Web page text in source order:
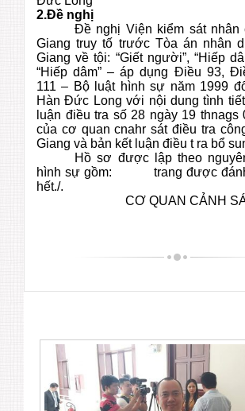
2.Đề nghị
Đề nghị Viện kiểm sát nhân
Giang truy tố trước Tòa án nhân
Giang về tội: “Giết người”, “Hiếp
“Hiếp dâm” – áp dụng Điều 93,
111 – Bộ luật hình sự năm 1999
Hàn Đức Long với nội dung tình
luận điều tra số 28 ngày 19 thnags
của cơ quan cnahr sát điều tra
Giang và bản kết luận điều t ra bổ
Hồ sơ được lập theo
hình sự gồm: trang được đánh
hết./.
CƠ QUAN CẢNH